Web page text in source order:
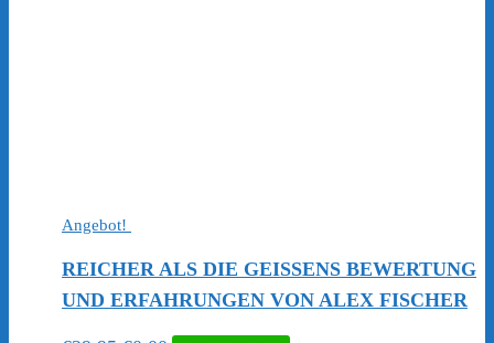
Angebot!
REICHER ALS DIE GEISSENS BEWERTUNG
UND ERFAHRUNGEN VON ALEX FISCHER